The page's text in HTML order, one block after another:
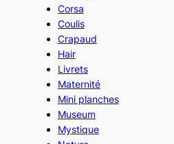
Corsa
Coulis
Crapaud
Hair
Livrets
Maternité
Mini planches
Museum
Mystique